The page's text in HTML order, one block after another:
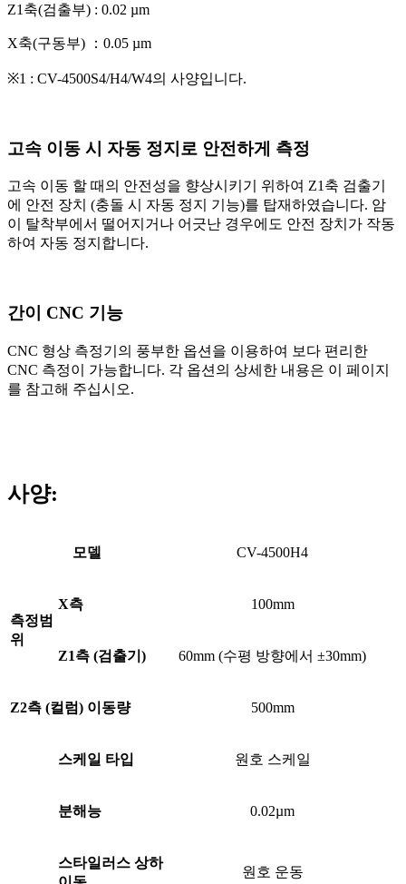
Z1축(검출부) : 0.02 µm
X축(구동부) ：0.05 µm
※1 : CV-4500S4/H4/W4의 사양입니다.
고속 이동 시 자동 정지로 안전하게 측정
고속 이동 할 때의 안전성을 향상시키기 위하여 Z1축 검출기
에 안전 장치 (충돌 시 자동 정지 기능)를 탑재하였습니다. 암
이 탈착부에서 떨어지거나 어긋난 경우에도 안전 장치가 작동
하여 자동 정지합니다.
간이 CNC 기능
CNC 형상 측정기의 풍부한 옵션을 이용하여 보다 편리한
CNC 측정이 가능합니다. 각 옵션의 상세한 내용은 이 페이지
를 참고해 주십시오.
사양:
모델 CV-4500H4
측정범
위
X측 100mm
Z1측 (검출기) 60mm (수평 방향에서 ±30mm)
Z2측 (컬럼) 이동량 500mm
스케일 타입 원호 스케일
분해능 0.02µm
스타일러스 상하
원호 운동